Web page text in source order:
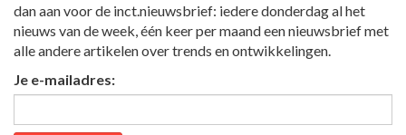
dan aan voor de inct.nieuwsbrief: iedere donderdag al het
nieuws van de week, één keer per maand een nieuwsbrief met
alle andere artikelen over trends en ontwikkelingen.
Je e-mailadres: